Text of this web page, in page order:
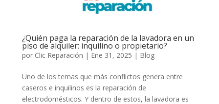
¿Quién paga la reparación de la lavadora en un
piso de alquiler: inquilino o propietario?
por Clic Reparación | Ene 31, 2025 | Blog
Uno de los temas que más conflictos genera entre
caseros e inquilinos es la reparación de
electrodomésticos. Y dentro de estos, la lavadora es